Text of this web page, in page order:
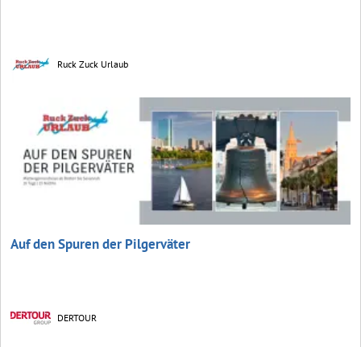
Ruck Zuck Urlaub
Auf den Spuren der Pilgerväter
DERTOUR